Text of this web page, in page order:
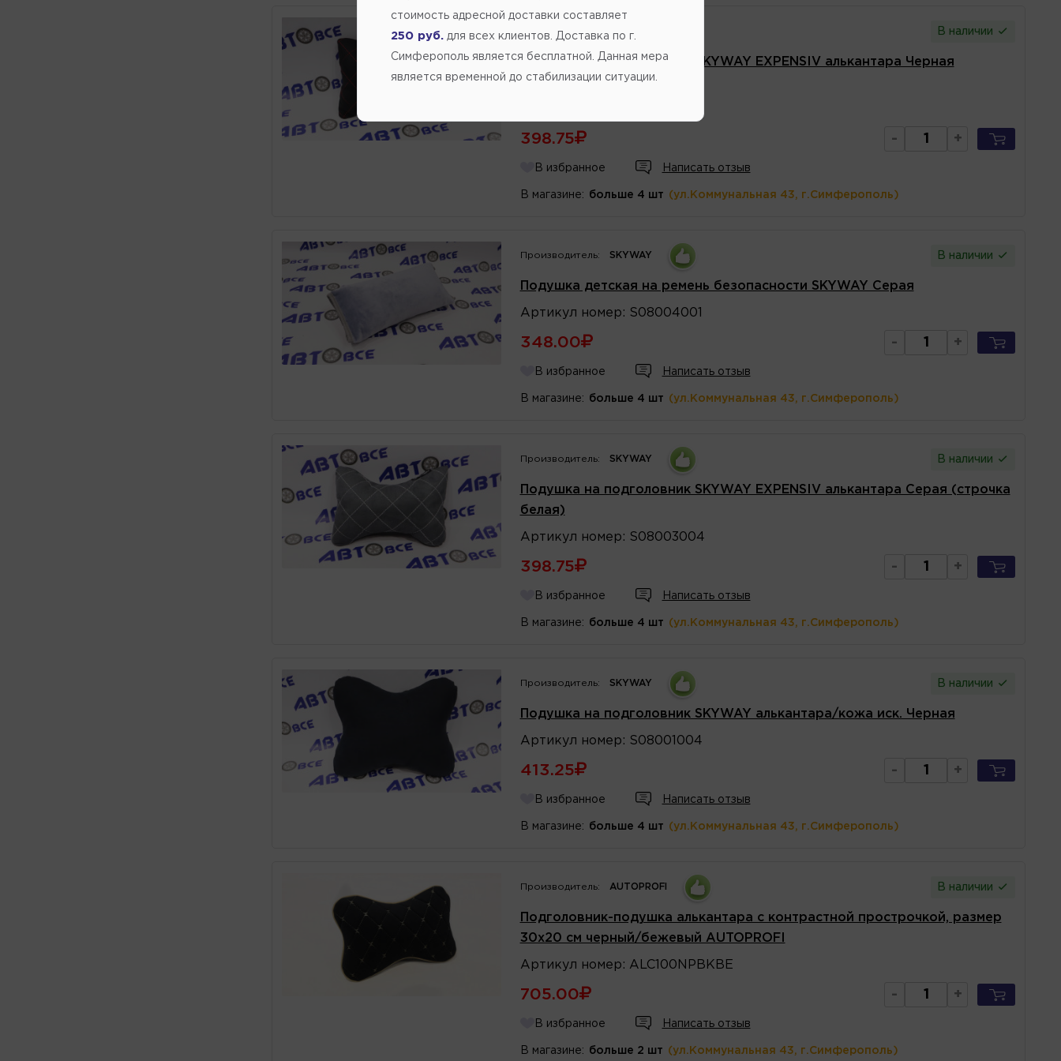
Производитель: В наличии
Подушка на подголовник SKYWAY EXPENSIV алькантара Черная
(строчка красная)
398.75 - +
В избранное Написать отзыв
В магазине: больше 4 шт (ул.Коммунальная 43, г.Симферополь)
Производитель: SKYWAY В наличии
Подушка детская на ремень безопасности SKYWAY Серая
Артикул номер : S08004001
348.00 - +
В избранное Написать отзыв
В магазине: больше 4 шт (ул.Коммунальная 43, г.Симферополь)
Производитель: SKYWAY В наличии
Подушка на подголовник SKYWAY EXPENSIV алькантара Серая (строчка
белая)
Артикул номер : S08003004
398.75 - +
В избранное Написать отзыв
В магазине: больше 4 шт (ул.Коммунальная 43, г.Симферополь)
Производитель: SKYWAY В наличии
Подушка на подголовник SKYWAY алькантара/кожа иск. Черная
Артикул номер : S08001004
413.25 - +
В избранное Написать отзыв
В магазине: больше 4 шт (ул.Коммунальная 43, г.Симферополь)
Производитель: AUTOPROFI В наличии
Подголовник-подушка алькантара с контрастной прострочкой, размер
30х20 см черный/бежевый AUTOPROFI
Артикул номер : ALC100NPBKBE
705.00 - +
В избранное Написать отзыв
В магазине: больше 2 шт (ул.Коммунальная 43, г.Симферополь)
стоимость адресной доставки составляет
250 руб. для всех клиентов. Доставка по г.
Симферополь является бесплатной. Данная мера
является временной до стабилизации ситуации.